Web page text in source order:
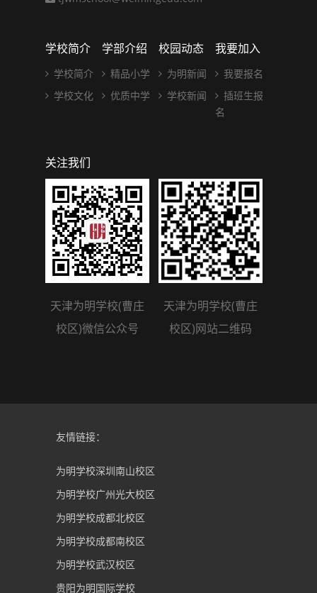
学校简介
学校简介
学校文化
学部介绍
精品小学
优质中学
校园动态
为明新闻
学校新闻
我要加入
我要报名
插班生报
名
关注我们
天津为明学校(曹庄
校区)微信公众号
天津为明学校(曹庄
校区)网站二维码
友情链接：
为明学校深圳南山校区
为明学校广州光大校区
为明学校成都北校区
为明学校成都南校区
为明学校武汉校区
贵阳为明国际学校